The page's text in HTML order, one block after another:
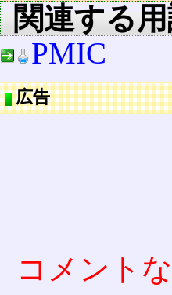
関連する
PMIC
広告
コメント